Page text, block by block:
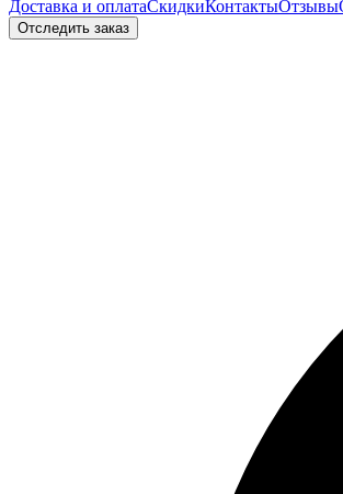
Доставка и оплатаСкидкиКонтактыОтзывы
Отследить заказ